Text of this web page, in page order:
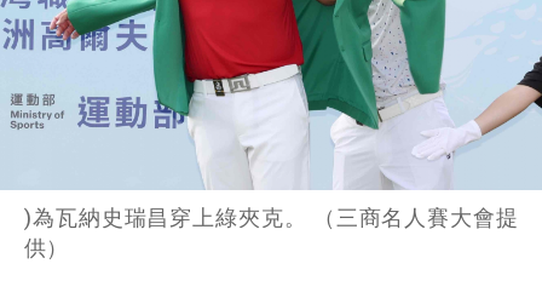
)為瓦納史瑞昌穿上綠夾克。 （三商名人賽大會提
供）